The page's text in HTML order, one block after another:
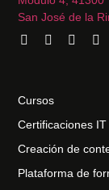
San José de la
Cursos
Certificaciones IT
Creación de
Plataforma de